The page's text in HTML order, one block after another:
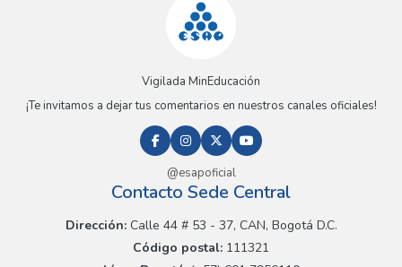
Vigilada MinEducación
¡Te invitamos a dejar tus comentarios en nuestros canales oficiales!
@esapoficial
Contacto Sede Central
Dirección:Calle 44 # 53 - 37, CAN, Bogotá D.C.
Código postal: 111321